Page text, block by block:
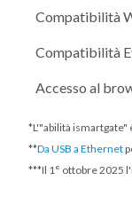
Compatibilità
Compatibilità
Accesso al
*L'"abilità ismartgate"
**Da USB a Ethernet
***Il 1° ottobre 2025